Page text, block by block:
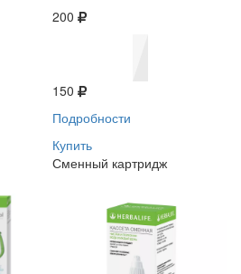
200
150
Подробности
Купить
Сменный картридж